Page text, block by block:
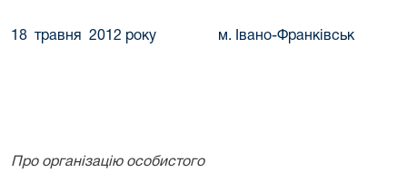
18 травня 2012 року м. Івано-
Про організацію особистого